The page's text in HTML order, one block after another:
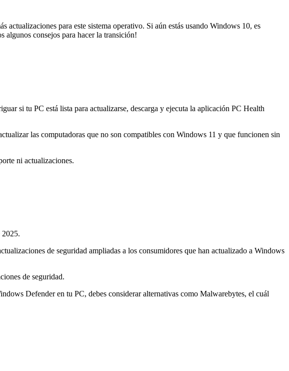
para este sistema operativo. Si aún estás usando Windows 10, es
algunos consejos para hacer la transición!
si tu PC está lista para actualizarse, descarga y ejecuta la aplicación PC Health
las computadoras que no son compatibles con Windows 11 y que funcionen sin
ni actualizaciones.
2025.
de seguridad ampliadas a los consumidores que han actualizado a Windows
de seguridad.
Defender en tu PC, debes considerar alternativas como Malwarebytes, el cuál